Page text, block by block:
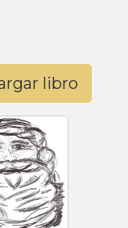
libro